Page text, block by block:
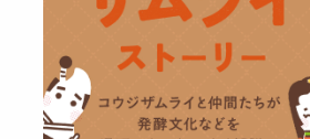
を訳あり価格で提供します。品質
や栄養価には問題ありませんので
お早めにどうぞ・・・
甘酒 生スティック新発売！